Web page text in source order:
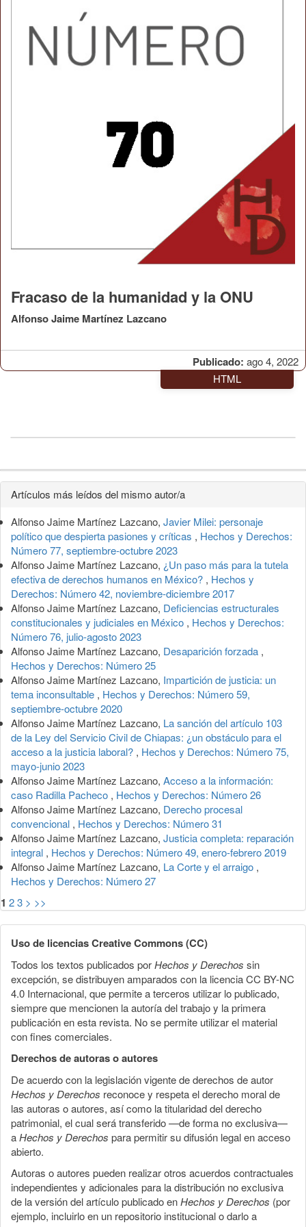
Publicado: ago 4, 2022
Fracaso de la humanidad y la ONU
Alfonso Jaime Martínez Lazcano
HTML
Detalles
del
artículo
Artículos más leídos del mismo autor/a
Alfonso Jaime Martínez Lazcano, Javier Milei: personaje
político que despierta pasiones y críticas , Hechos y Derechos:
Número 77, septiembre-octubre 2023
Alfonso Jaime Martínez Lazcano, ¿Un paso más para la tutela
efectiva de derechos humanos en México? , Hechos y
Derechos: Número 42, noviembre-diciembre 2017
Alfonso Jaime Martínez Lazcano, Deficiencias estructurales
constitucionales y judiciales en México , Hechos y Derechos:
Número 76, julio-agosto 2023
Alfonso Jaime Martínez Lazcano, Desaparición forzada ,
Hechos y Derechos: Número 25
Alfonso Jaime Martínez Lazcano, Impartición de justicia: un
tema inconsultable , Hechos y Derechos: Número 59,
septiembre-octubre 2020
Alfonso Jaime Martínez Lazcano, La sanción del artículo 103
de la Ley del Servicio Civil de Chiapas: ¿un obstáculo para el
acceso a la justicia laboral? , Hechos y Derechos: Número 75,
mayo-junio 2023
Alfonso Jaime Martínez Lazcano, Acceso a la información:
caso Radilla Pacheco , Hechos y Derechos: Número 26
Alfonso Jaime Martínez Lazcano, Derecho procesal
convencional , Hechos y Derechos: Número 31
Alfonso Jaime Martínez Lazcano, Justicia completa: reparación
integral , Hechos y Derechos: Número 49, enero-febrero 2019
Alfonso Jaime Martínez Lazcano, La Corte y el arraigo ,
Hechos y Derechos: Número 27
1 23 > >>
Uso de licencias Creative Commons (CC)
Todos los textos publicados porHechos y Derechos sin
excepción, se distribuyen amparados con la licencia CC BY-NC
4.0 Internacional, que permite a terceros utilizar lo publicado,
siempre que mencionen la autoría del trabajo y la primera
publicación en esta revista. No se permite utilizar el material
con fines comerciales.
Derechos de autoras o autores
De acuerdo con la legislación vigente de derechos de autor
Hechos y Derechos reconoce y respeta el derecho moral de
las autoras o autores, así como la titularidad del derecho
patrimonial, el cual será transferido —de forma no exclusiva—
aHechos y Derechos para permitir su difusión legal en acceso
abierto.
Autoras o autores pueden realizar otros acuerdos contractuales
independientes y adicionales para la distribución no exclusiva
de la versión del artículo publicado enHechos y Derechos (por
ejemplo, incluirlo en un repositorio institucional o darlo a